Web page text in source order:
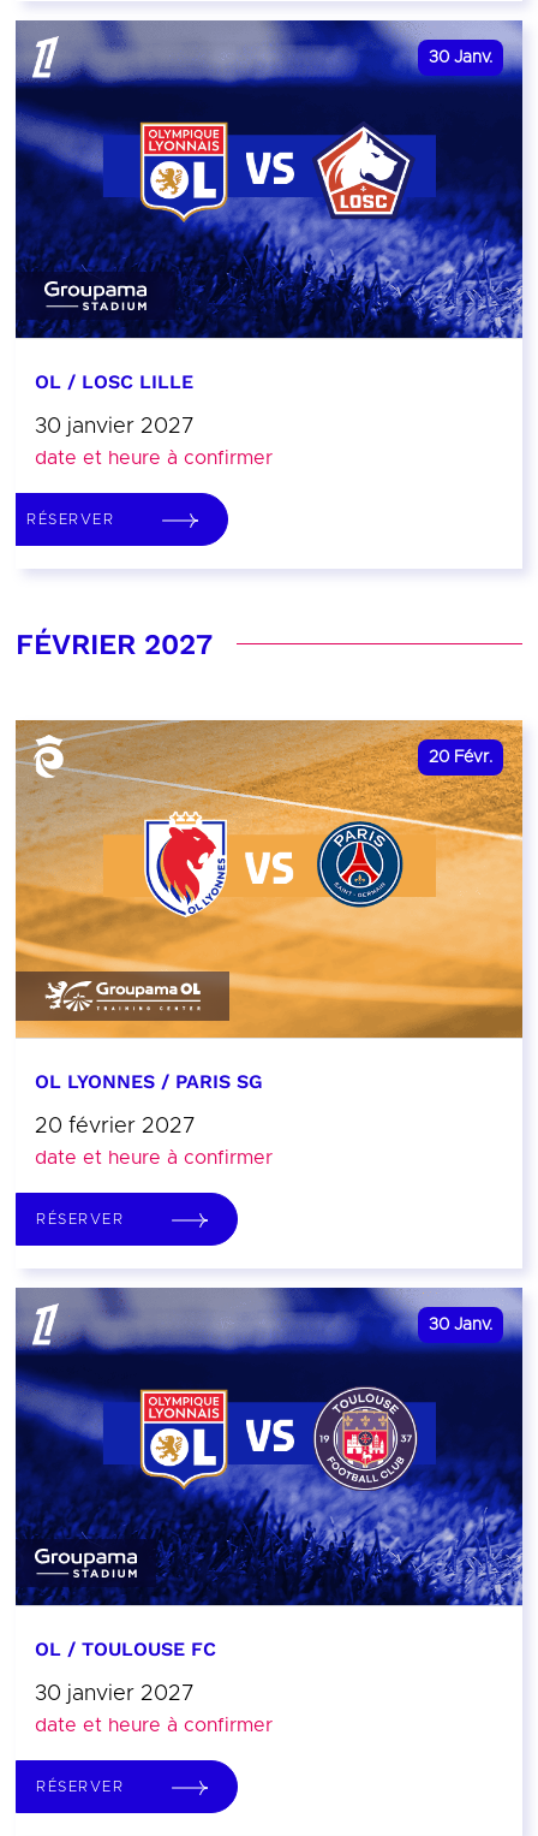
30 Janv.
OL / LOSC LILLE
30 janvier 2027
date et heure à confirmer
RÉSERVER
FÉVRIER 2027
20 Févr.
OL LYONNES / PARIS SG
20 février 2027
date et heure à confirmer
RÉSERVER
30 Janv.
OL / TOULOUSE FC
30 janvier 2027
date et heure à confirmer
RÉSERVER